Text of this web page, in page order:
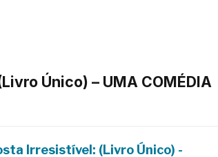
Único) – UMA COMÉDIA
Irresistível: (Livro Único) -